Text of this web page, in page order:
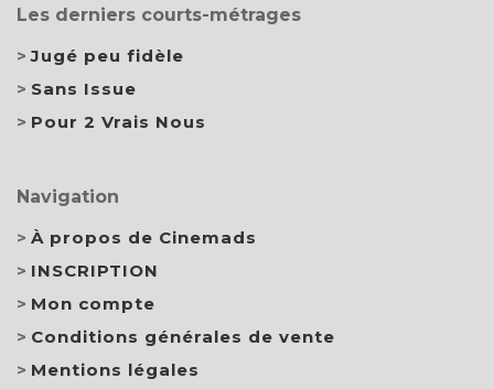
Les derniers courts-métrages
Jugé peu fidèle
Sans Issue
Pour 2 Vrais Nous
Navigation
À propos de Cinemads
INSCRIPTION
Mon compte
Conditions générales de vente
Mentions légales